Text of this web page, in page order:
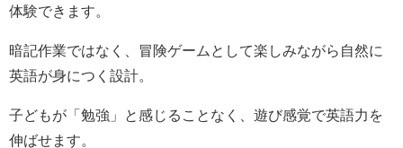
体験できます。
暗記作業ではなく、冒険ゲームとして楽しみながら自然に
英語が身につく設計。
子どもが「勉強」と感じることなく、遊び感覚で英語力を
伸ばせます。